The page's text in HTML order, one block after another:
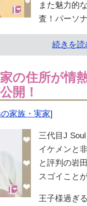
また魅力的
査！パーソ
続きを読
の住所が情
開！
家族・実家]
三代目J
イケメンと
と評判の岩
スゴイこと
王子様過ぎ